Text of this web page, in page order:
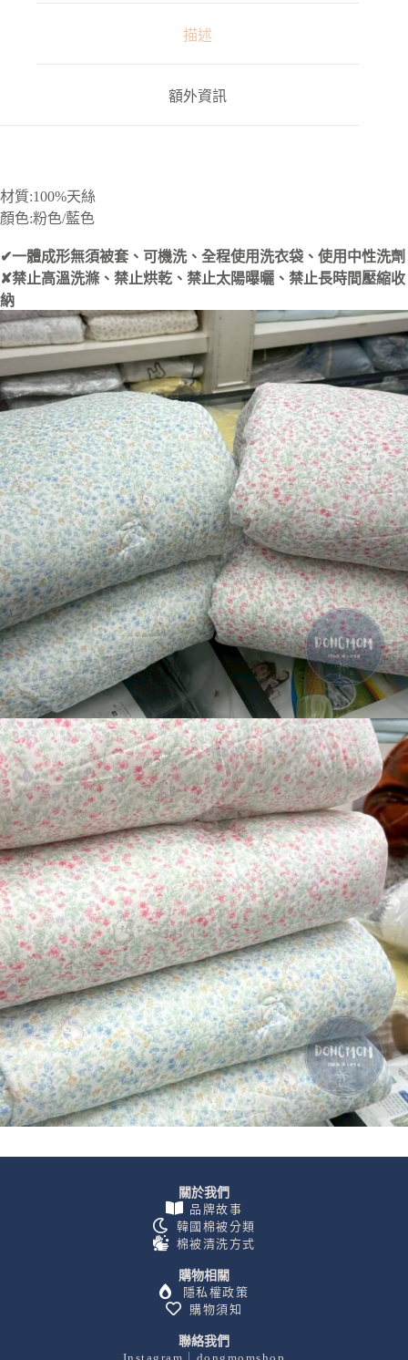
描述
額外資訊
材質:100%天絲
顏色:粉色/藍色
✔一體成形無須被套、可機洗、全程使用洗衣袋、使用中性洗劑
✘禁止高溫洗滌、禁止烘乾、禁止太陽曝曬、禁止長時間壓縮收
納
關於我們
品牌故事
韓國棉被分類
棉被清洗方式
購物相關
隱私權政策
購物須知
聯絡我們